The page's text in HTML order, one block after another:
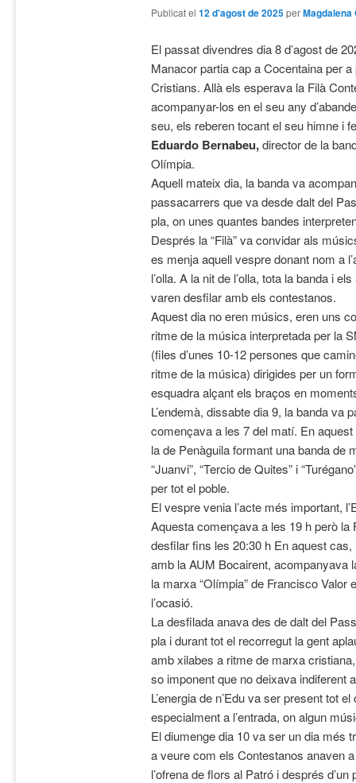
Publicat el 12 d'agost de 2025perMagdalena
El passat divendres dia 8 d’agost de
Manacor partia cap a Cocentaina per
Cristians. Allà els esperava la Filà
acompanyar-los en el seu any
seu, els reberen tocant el seu himne i
Eduardo Bernabeu,director de la
Olímpia.
Aquell mateix dia, la banda va
passacarrers que va desde dalt del
pla, on unes quantes bandes
Després la “Filà” va convidar als
es menja aquell vespre donant nom a
l’olla. A la nit de l’olla, tota la banda i
varen desfilar amb els contestanos.
Aquest dia no eren músics, eren uns
ritme de la música interpretada per la
(files d’unes 10-12 persones que
ritme de la música) dirigides per un
esquadra alçant els braços en
L’endemà, dissabte dia 9, la banda va
començava a les 7 del matí. En
la de Penàguila formant una banda de
“Juanvi”, “Tercio de Quites” i
per tot el poble.
El vespre venia l’acte més important,
Aquesta començava a les 19 h però
desfilar fins les 20:30 h En aquest
amb la AUM Bocairent, acompanyava
la marxa “Olímpia” de Francisco Valor
l’ocasió.
La desfilada anava des de dalt del
pla i durant tot el recorregut la gent
amb xilabes a ritme de marxa
so imponent que no deixava indiferent
L’energia de n’Edu va ser present tot
especialment a l’entrada, on algun
El diumenge dia 10 va ser un dia més
a veure com els Contestanos anaven
l’ofrena de flors al Patró i després